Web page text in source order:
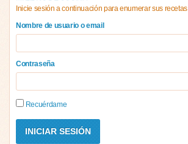
Inicie sesión a continuación para enumerar sus recetas
Nombre de usuario o email
Contraseña
Recuérdame